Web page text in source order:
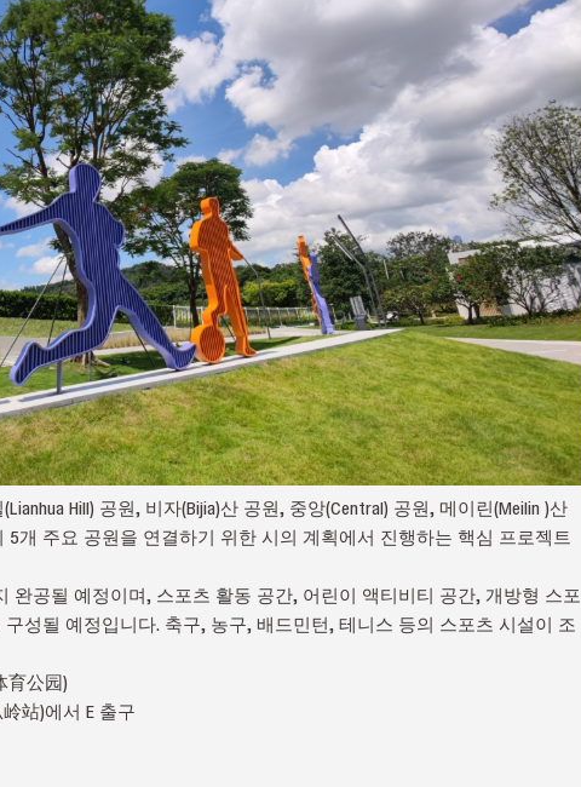
Hill) 공원, 비자(Bijia)산 공원, 중앙(Central) 공원, 메이린(Meilin )산
5개 주요 공원을 연결하기 위한 시의 계획에서 진행하는 핵심 프로젝트
완공될 예정이며, 스포츠 활동 공간, 어린이 액티비티 공간, 개방형 스포
성될 예정입니다. 축구, 농구, 배드민턴, 테니스 등의 스포츠 시설이 조
育公园)
站)에서 E 출구